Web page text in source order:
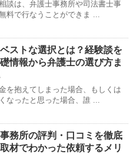
談は、弁護士事務所や司法書士事
料で行なうことができま ...
ストな選択とは？経験談を
情報から弁護士の選び方ま
を抱えてしまった場合、もしくは
なったと思った場合、誰 ...
務所の評判・口コミを徹底
材でわかった依頼するメリ